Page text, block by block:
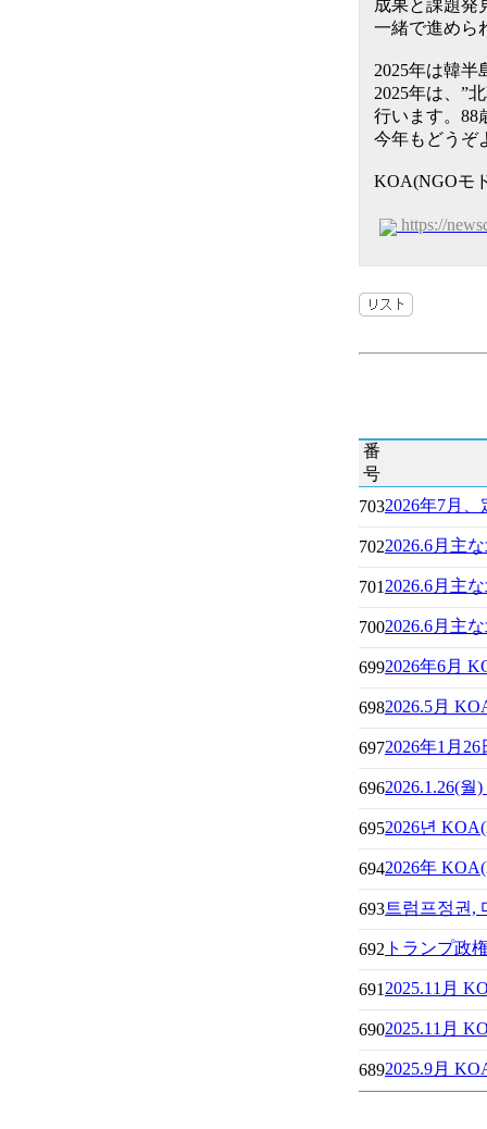
成果と課題発
一緒で進めら
2025年は韓
2025年は、”
行います。88
今年もどうぞ
KOA(NGOモ
https://
番
号
7032026年7月
7022026.6月主
701 2026.6月主
7002026.6月主
6992026年6月
6982026.5月
6972026年1月
6962026.1.26(
6952026년
6942026年
693트럼프정권,
692 トランプ政
691 2025.11月
6902025.11月
6892025.9月